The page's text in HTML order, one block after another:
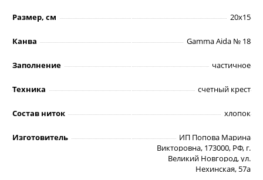
Размер, см 20х15
Канва Gamma Aida № 18
Заполнение частичное
Техника счетный крест
Состав ниток хлопок
Изготовитель
ИП Попова Марина
Викторовна, 173000, РФ, г.
Великий Новгород, ул.
Нехинская, 57а